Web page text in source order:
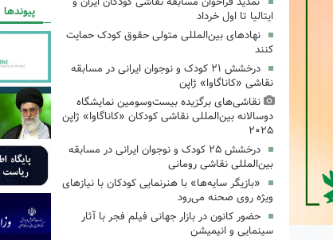
ایتالیا تا اول خرداد
نهادهای بین‌المللی متولی حقوق کودک‌ حمایت
کنند
درخشش ۲۱ کودک و نوجوان ایرانی در مسابقه
نقاشی «کاناگاوا» ژاپن
نقاشی‌های برگزیده بیست‌وسومین نمایشگاه
دوسالانه بین‌المللی نقاشی کودکان «کاناگاوا» ژاپن
۲۰۲۵
درخشش ۲۵ کودک و نوجوان ایرانی در مسابقه
بین‌المللی نقاشی رومانی
«بازیگر سایه‌ها» با هنرنمایی کودکان با نیازهای
ویژه روی صحنه می‌رود
حضور کانون در بازار جهانی فیلم فجر با آثار
سینمایی و انیمیشن
پیوندها